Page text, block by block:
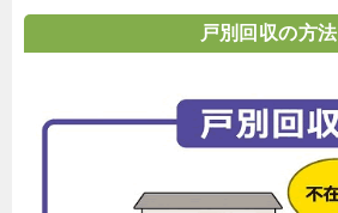
戸別回収の方法